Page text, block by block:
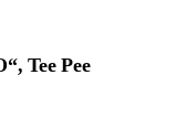
Tee Pee